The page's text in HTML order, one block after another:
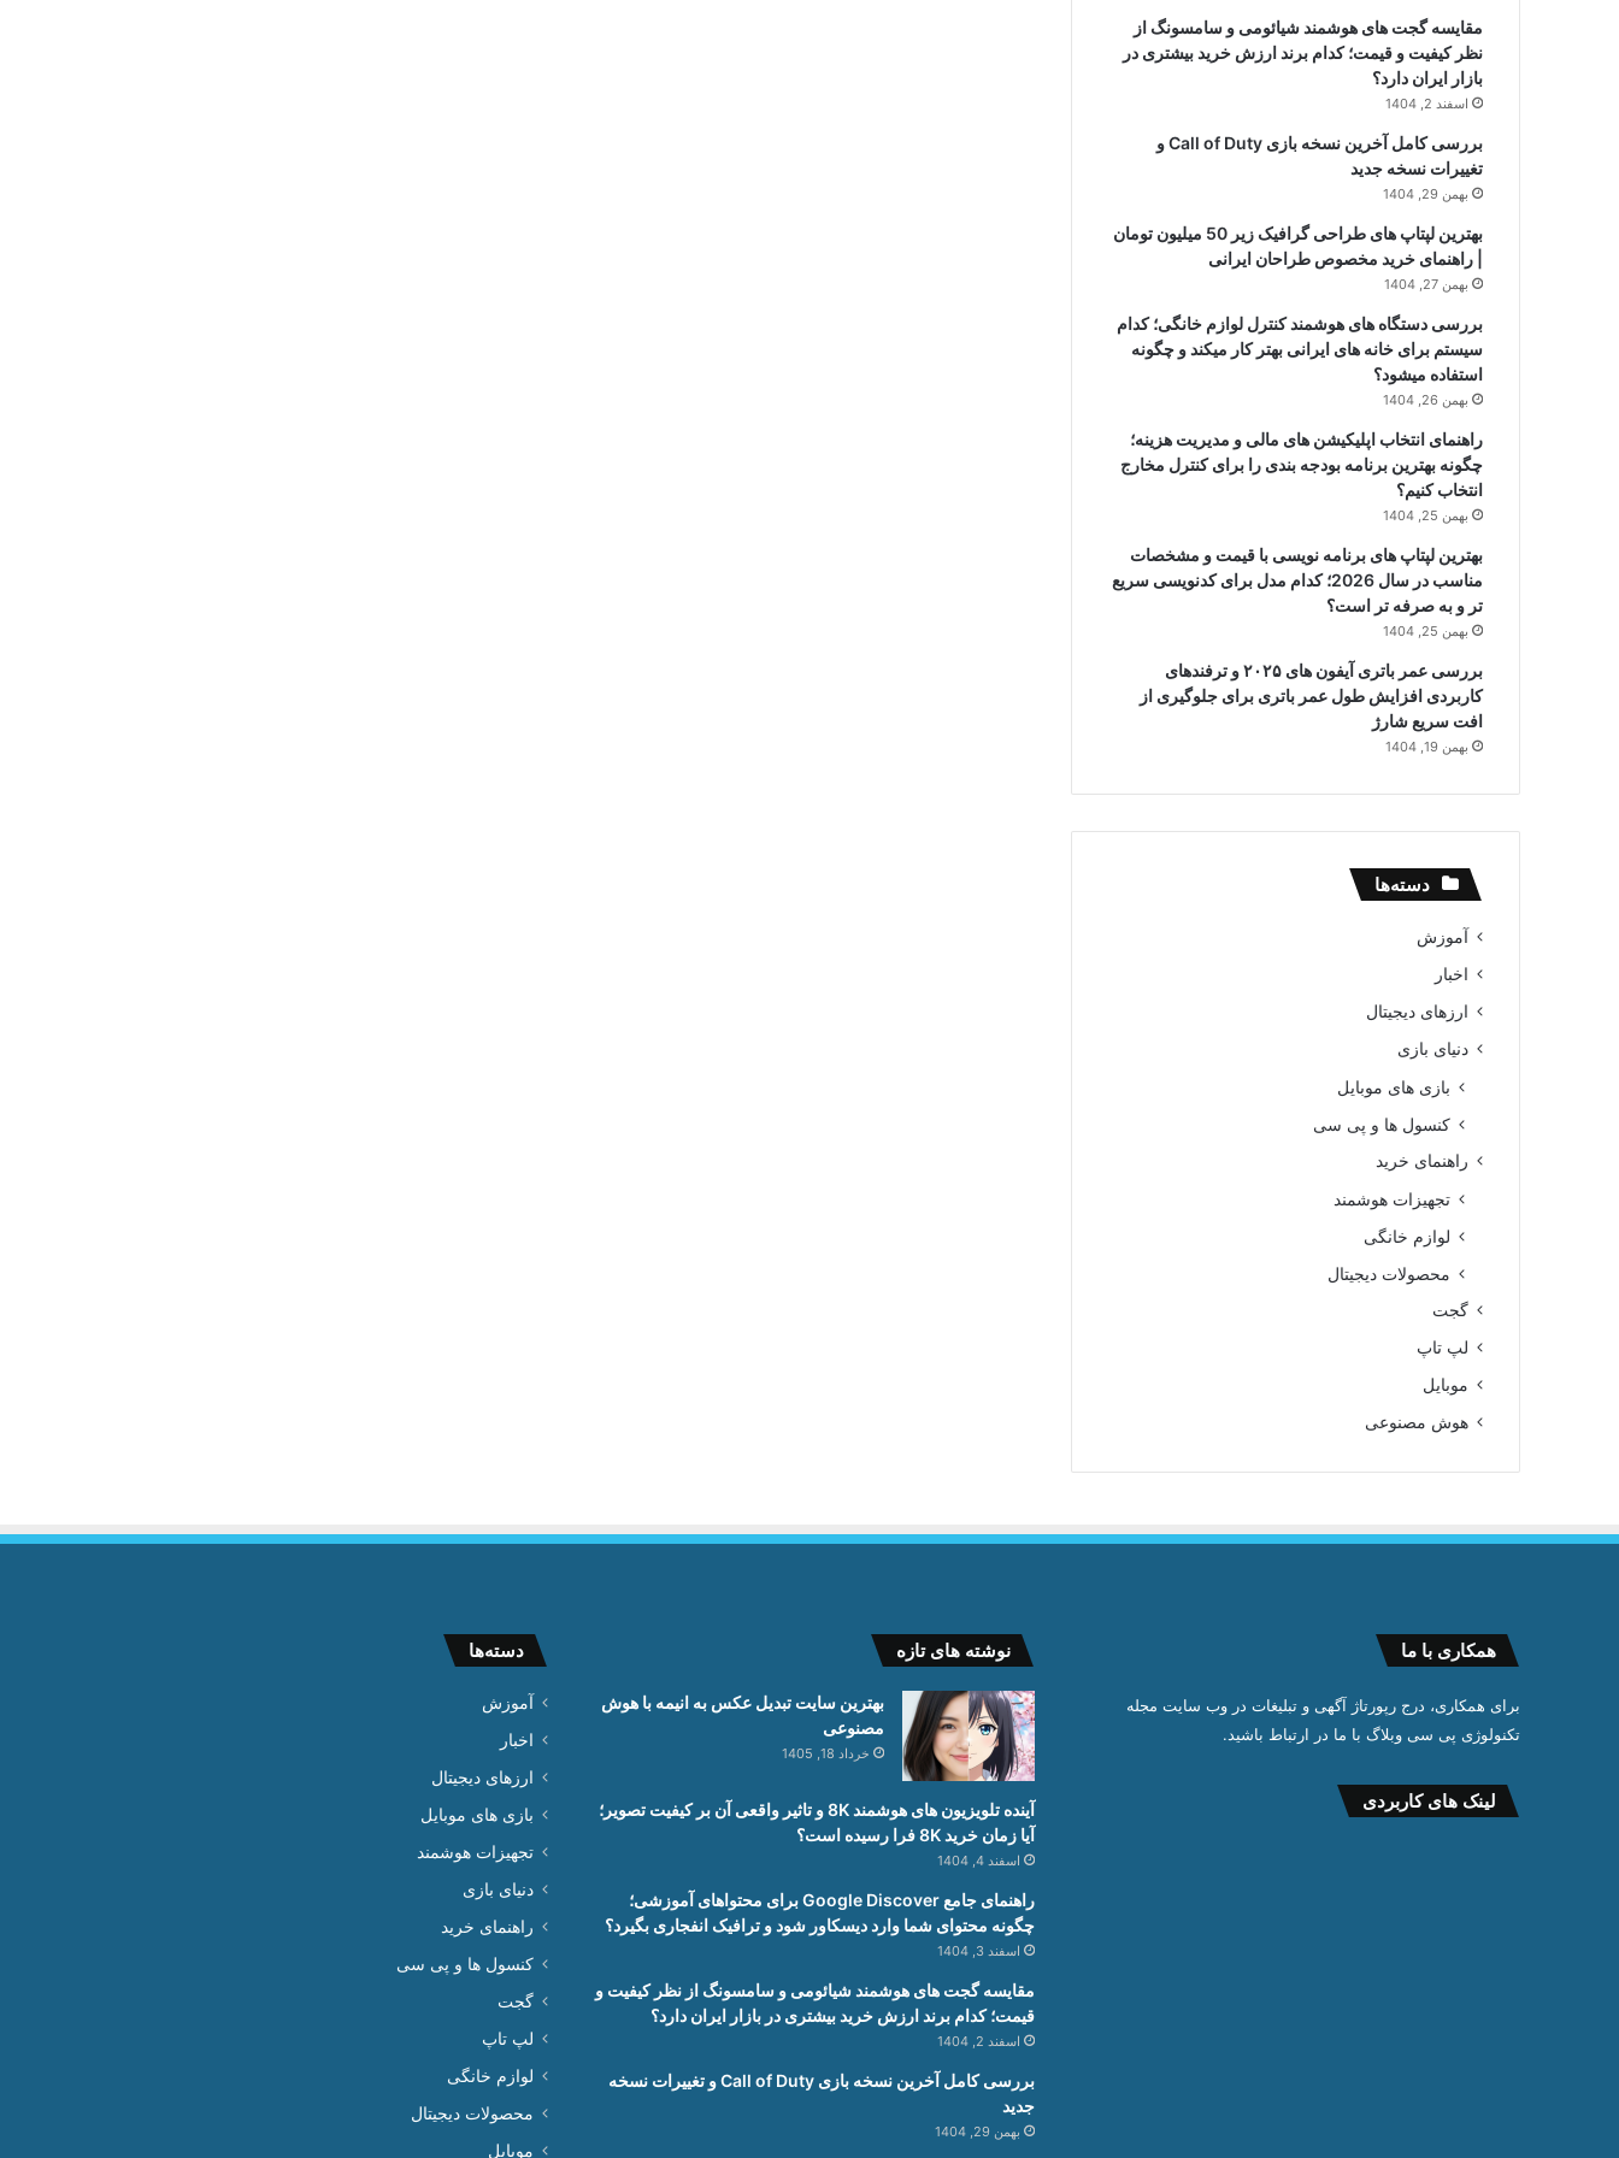
مقایسه گجت های هوشمند شیائومی و سامسونگ از
نظر کیفیت و قیمت؛ کدام برند ارزش خرید بیشتری در
بازار ایران دارد؟
اسفند 2, 1404
بررسی کامل آخرین نسخه بازی Call of Duty و
تغییرات نسخه جدید
بهمن 29, 1404
بهترین لپتاپ های طراحی گرافیک زیر 50 میلیون تومان
| راهنمای خرید مخصوص طراحان ایرانی
بهمن 27, 1404
بررسی دستگاه های هوشمند کنترل لوازم خانگی؛ کدام
سیستم برای خانه های ایرانی بهتر کار میکند و چگونه
استفاده میشود؟
بهمن 26, 1404
راهنمای انتخاب اپلیکیشن های مالی و مدیریت هزینه؛
چگونه بهترین برنامه بودجه بندی را برای کنترل مخارج
انتخاب کنیم؟
بهمن 25, 1404
بهترین لپتاپ های برنامه نویسی با قیمت و مشخصات
مناسب در سال 2026؛ کدام مدل برای کدنویسی سریع
تر و به صرفه تر است؟
بهمن 25, 1404
بررسی عمر باتری آیفون های ۲۰۲۵ و ترفندهای
کاربردی افزایش طول عمر باتری برای جلوگیری از
افت سریع شارژ
بهمن 19, 1404
دسته‌ها
آموزش
اخبار
ارزهای دیجیتال
دنیای بازی
بازی های موبایل
کنسول ها و پی سی
راهنمای خرید
تجهیزات هوشمند
لوازم خانگی
محصولات دیجیتال
گجت
لپ تاپ
موبایل
هوش مصنوعی
همکاری با ما
برای همکاری، درج رپورتاژ آگهی و تبلیغات در وب سایت مجله
تکنولوژی پی سی وبلاگ با ما در ارتباط باشید.
لینک های کاربردی
نوشته های تازه
بهترین سایت تبدیل عکس به انیمه با هوش
مصنوعی
خرداد 18, 1405
آینده تلویزیون های هوشمند 8K و تاثیر واقعی آن بر کیفیت تصویر؛
آیا زمان خرید 8K فرا رسیده است؟
اسفند 4, 1404
راهنمای جامع Google Discover برای محتواهای آموزشی؛
چگونه محتوای شما وارد دیسکاور شود و ترافیک انفجاری بگیرد؟
اسفند 3, 1404
مقایسه گجت های هوشمند شیائومی و سامسونگ از نظر کیفیت و
قیمت؛ کدام برند ارزش خرید بیشتری در بازار ایران دارد؟
اسفند 2, 1404
بررسی کامل آخرین نسخه بازی Call of Duty و تغییرات نسخه
جدید
بهمن 29, 1404
دسته‌ها
آموزش
اخبار
ارزهای دیجیتال
بازی های موبایل
تجهیزات هوشمند
دنیای بازی
راهنمای خرید
کنسول ها و پی سی
گجت
لپ تاپ
لوازم خانگی
محصولات دیجیتال
موبایل